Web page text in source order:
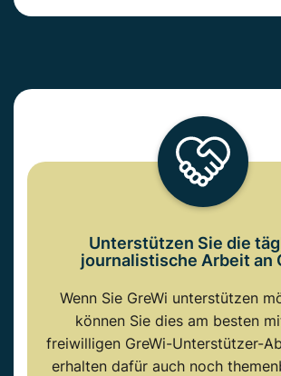
Unterstützen Sie die
journalistische Arbeit an
Wenn Sie GreWi unterstützen
können Sie dies am besten
freiwilligen GreWi-Unterstützer-
erhalten dafür auch noch